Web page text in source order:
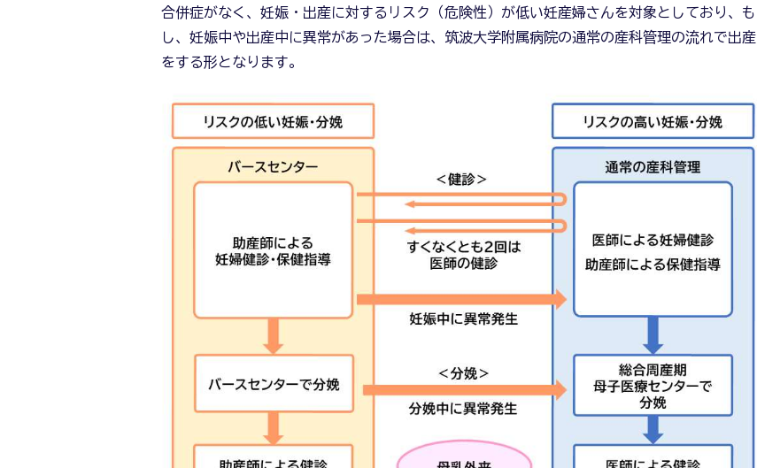
合併症がなく、妊娠・出産に対するリスク（危険性）が低い妊産婦さんを対象としており、も
し、妊娠中や出産中に異常があった場合は、筑波大学附属病院の通常の産科管理の流れで出産
をする形となります。